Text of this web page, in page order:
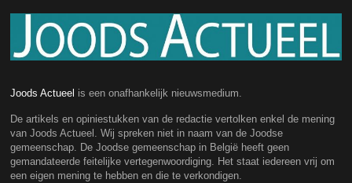
Joods Actueel is een onafhankelijk nieuwsmedium.
De artikels en opiniestukken van de redactie vertolken enkel de mening
van Joods Actueel. Wij spreken niet in naam van de Joodse
gemeenschap. De Joodse gemeenschap in België heeft geen
gemandateerde feitelijke vertegenwoordiging. Het staat iedereen vrij om
een eigen mening te hebben en die te verkondigen.